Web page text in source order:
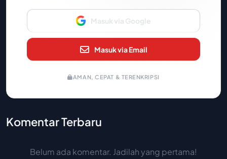
Masuk via Google
Masuk via Email
AMAN, CEPAT & TERENKRIPSI
Komentar Terbaru
Belum ada komentar. Jadilah yang pertama!